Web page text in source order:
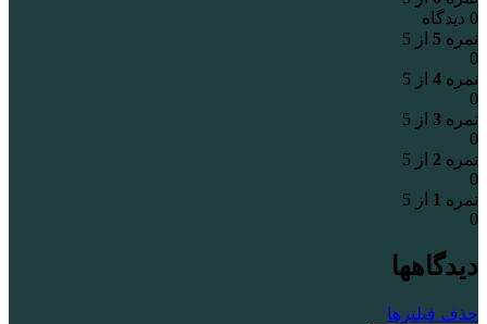
0 دیدگاه
نمره 5 از 5
0
نمره 4 از 5
0
نمره 3 از 5
0
نمره 2 از 5
0
نمره 1 از 5
0
دیدگاهها
حذف فیلترها